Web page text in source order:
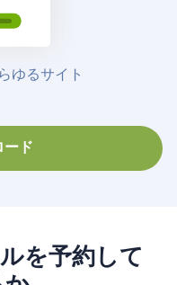
ゆるサイト
ード
を予約して